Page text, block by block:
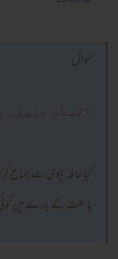
السلام
کیا حاملہ بیوی سے
یا حلت کے بارے میں